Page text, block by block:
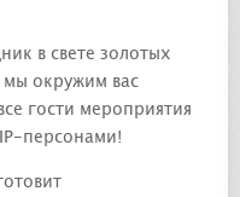
в свете золотых
мы окружим вас
гости мероприятия
персонами!